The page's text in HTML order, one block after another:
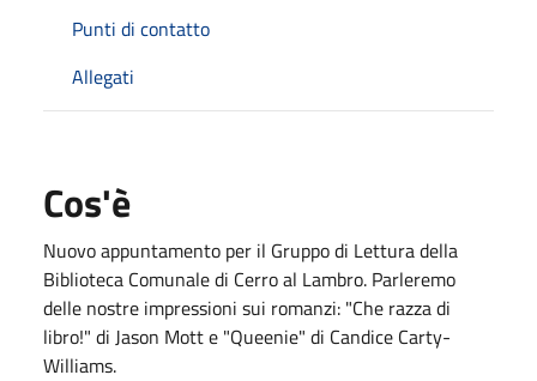
Punti di contatto
Allegati
Cos'è
Nuovo appuntamento per il Gruppo di Lettura della
Biblioteca Comunale di Cerro al Lambro. Parleremo
delle nostre impressioni sui romanzi: "Che razza di
libro!" di Jason Mott e "Queenie" di Candice Carty-
Williams.